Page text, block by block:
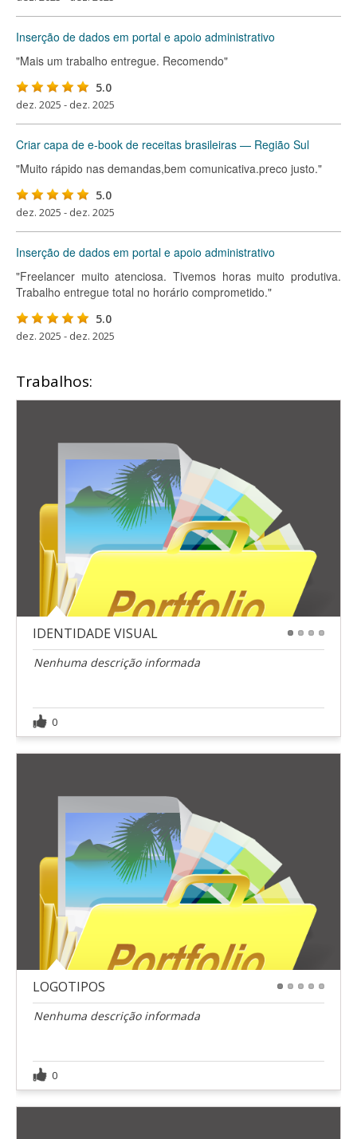
Inserção de dados em portal e apoio administrativo
"Mais um trabalho entregue. Recomendo"
5.0
dez. 2025 - dez. 2025
Criar capa de e-book de receitas brasileiras — Região Sul
"Muito rápido nas demandas,bem comunicativa.preco justo."
5.0
dez. 2025 - dez. 2025
Inserção de dados em portal e apoio administrativo
"Freelancer muito atenciosa. Tivemos horas muito produtiva.
Trabalho entregue total no horário comprometido."
5.0
dez. 2025 - dez. 2025
Trabalhos:
IDENTIDADE VISUAL
Nenhuma descrição informada
0
LOGOTIPOS
Nenhuma descrição informada
0